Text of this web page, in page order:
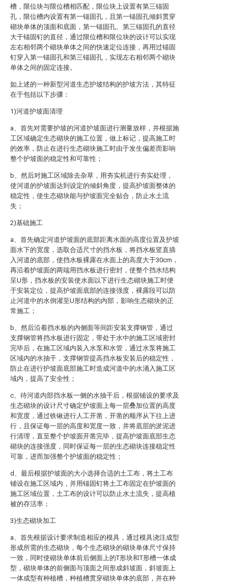
槽，限位块与限位槽相匹配，限位块上设置有第三锚固
孔，限位槽内设置有第一锚固孔，且第一锚固孔倾斜贯穿
砌块单体的顶面和底面，第一锚固孔、第三锚固孔的直径
大于锚固钉的直径，通过限位槽和限位块的设计可以实现
左右相邻两个砌块单体之间的快速定位连接，再用过锚固
钉穿入第一锚固孔和第三锚固孔，实现左右相邻两个砌块
单体之间的固定连接。
如上述的一种新型河道生态护坡结构的护坡方法，其特征
在于包括以下步骤：
1)河道护坡面清理
a、首先对需要护坡的河道护坡面进行测量放样，并根据施
工区域确定生态砌块的施工位置，做上标记，提高施工时
的效率，防止在进行生态砌块施工时由于发生偏差而影响
整个护坡面的稳定性和可靠性；
b、然后对施工区域除去杂草，用夯实机进行夯实处理，
使河道的护坡面达到设定的倾斜角度，提高护坡面整体的
稳定性，使生态砌块能与护坡面完全贴合，防止水土流
失；
2)基础施工
a、首先确定河道护坡面的底部距离水面的高度位置及护坡
面水下的宽度，选取合适尺寸的挡水板，将挡水板竖直插
入河道的底部，使挡水板裸露在水面上的高度大于30cm，
再沿着护坡面的两端用挡水板进行密封，使整个挡水结构
呈U形，挡水板的安装使水面以下进行生态砌块施工时便
于安装定位，提高护坡面底部的连接强度，裸露段可以防
止河道中的水倒灌至U形结构的内部，影响生态砌块的正
常施工；
b、然后沿着挡水板的内侧面等间距安装支撑钢管，通过
支撑钢管将挡水板进行固定，带处于水中的施工区域密封
完毕后，在施工区域内装入水泵和水管，通过水泵将施工
区域内的水抽干，支撑钢管提高挡水板安装后的稳定性，
防止在进行护坡面底部施工时造成河道中的水涌入施工区
域内，提高了安全性；
c、待河道内部挡水板一侧的水抽干后，根据铺设的要求及
生态砌块的设计尺寸确定护坡面上每一层叠加位置的高度
和宽度，通过铁锹进行人工开凿，开凿的顺序从下往上进
行，且保证每一层的高度和宽度一致，并将底层的淤泥进
行清理，直至整个护坡面开凿完毕，提高护坡面底部生态
砌块的连接强度，同时保证每一层的生态砌块连接稳定性
可靠，进而加强整个护坡面的稳定性；
d、最后根据护坡面的大小选择合适的土工布，将土工布
铺设在施工区域内，并用锚固钉将土工布固定在护坡面的
施工区域位置，土工布的设计可以防止水土流失，提高植
被的存活率；
3)生态砌块加工
a、首先根据设计要求制造相应的模具，通过模具浇注成型
形成所需的生态砌块，每个生态砌块的砌块单体尺寸保持
一致，同时使砌块单体前后侧面上的T形块和T形槽一体成
型，砌块单体的前侧面与顶面之间形成斜坡面，斜坡面上
一体成型有种植槽，种植槽贯穿砌块单体的底部，并在种